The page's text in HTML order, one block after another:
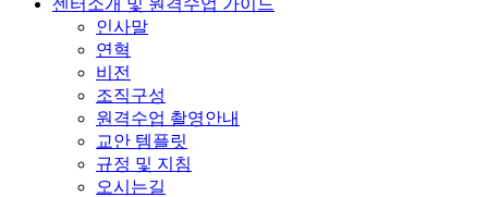
인사말
연혁
비전
조직구성
원격수업 촬영안내
교안 템플릿
규정 및 지침
오시는길